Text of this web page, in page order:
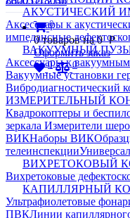
0
0 товаров на0 p
Оформить заказ
0 0
АКУСТИЧЕСКИЙ
Аксессуары к
импедансные
ВАКУУМНЫЙ
Аксессуары к
Вакуумные установки
Вибродиагностический
ИЗМЕРИТЕЛЬНЫЙ
Квадрокоптеры и
зеркала Измерители
ВИКНаборы ВИК
телеинспекции
ВИХРЕТОКОВЫЙ
Вихретоковые
КАПИЛЛЯРНЫЙ
Ультрафиолетовые
ПВКЛинии